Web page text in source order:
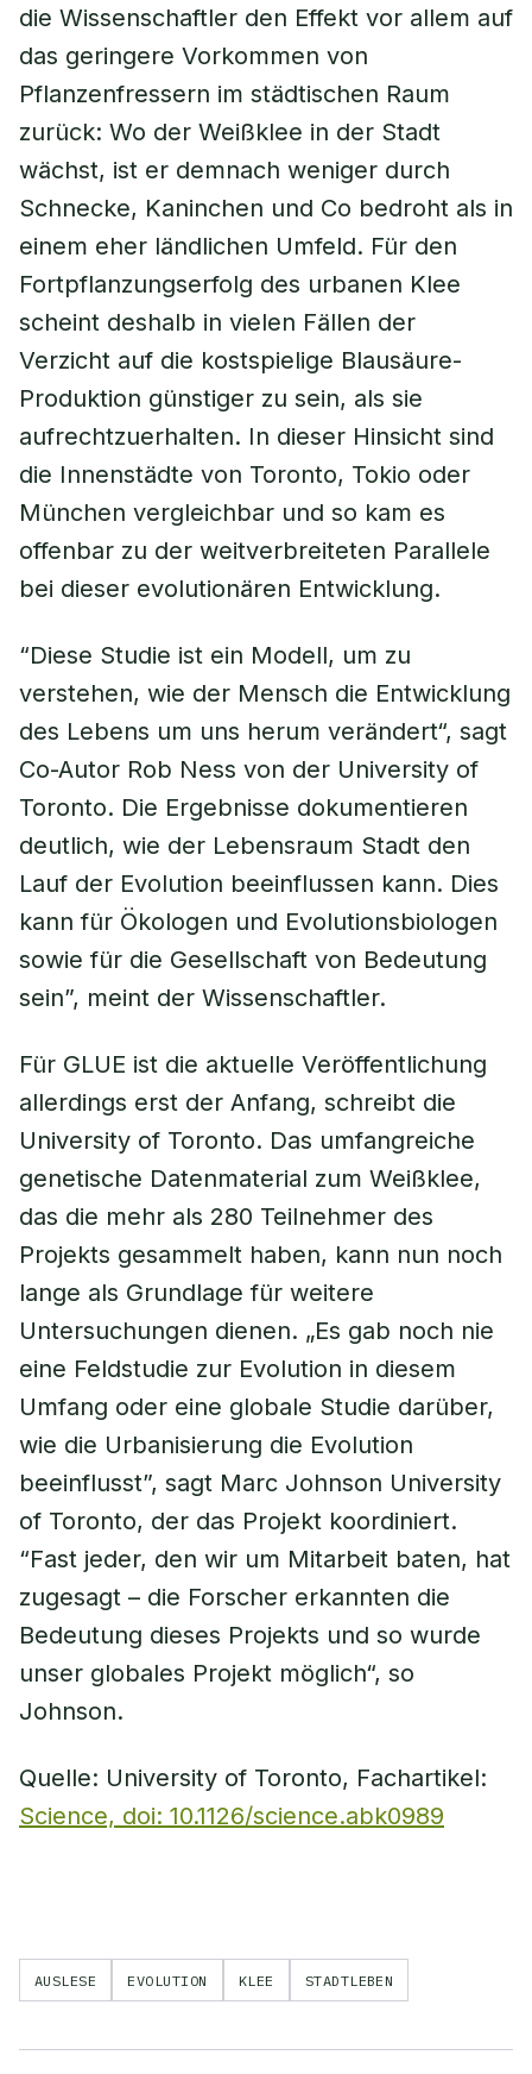
die Wissenschaftler den Effekt vor allem auf
das geringere Vorkommen von
Pflanzenfressern im städtischen Raum
zurück: Wo der Weißklee in der Stadt
wächst, ist er demnach weniger durch
Schnecke, Kaninchen und Co bedroht als in
einem eher ländlichen Umfeld. Für den
Fortpflanzungserfolg des urbanen Klee
scheint deshalb in vielen Fällen der
Verzicht auf die kostspielige Blausäure-
Produktion günstiger zu sein, als sie
aufrechtzuerhalten. In dieser Hinsicht sind
die Innenstädte von Toronto, Tokio oder
München vergleichbar und so kam es
offenbar zu der weitverbreiteten Parallele
bei dieser evolutionären Entwicklung.
“Diese Studie ist ein Modell, um zu
verstehen, wie der Mensch die Entwicklung
des Lebens um uns herum verändert“, sagt
Co-Autor Rob Ness von der University of
Toronto. Die Ergebnisse dokumentieren
deutlich, wie der Lebensraum Stadt den
Lauf der Evolution beeinflussen kann. Dies
kann für Ökologen und Evolutionsbiologen
sowie für die Gesellschaft von Bedeutung
sein”, meint der Wissenschaftler.
Für GLUE ist die aktuelle Veröffentlichung
allerdings erst der Anfang, schreibt die
University of Toronto. Das umfangreiche
genetische Datenmaterial zum Weißklee,
das die mehr als 280 Teilnehmer des
Projekts gesammelt haben, kann nun noch
lange als Grundlage für weitere
Untersuchungen dienen. „Es gab noch nie
eine Feldstudie zur Evolution in diesem
Umfang oder eine globale Studie darüber,
wie die Urbanisierung die Evolution
beeinflusst”, sagt Marc Johnson University
of Toronto, der das Projekt koordiniert.
“Fast jeder, den wir um Mitarbeit baten, hat
zugesagt – die Forscher erkannten die
Bedeutung dieses Projekts und so wurde
unser globales Projekt möglich“, so
Johnson.
Quelle: University of Toronto, Fachartikel:
Science, doi: 10.1126/science.abk0989
AUSLESE EVOLUTION KLEE STADTLEBEN